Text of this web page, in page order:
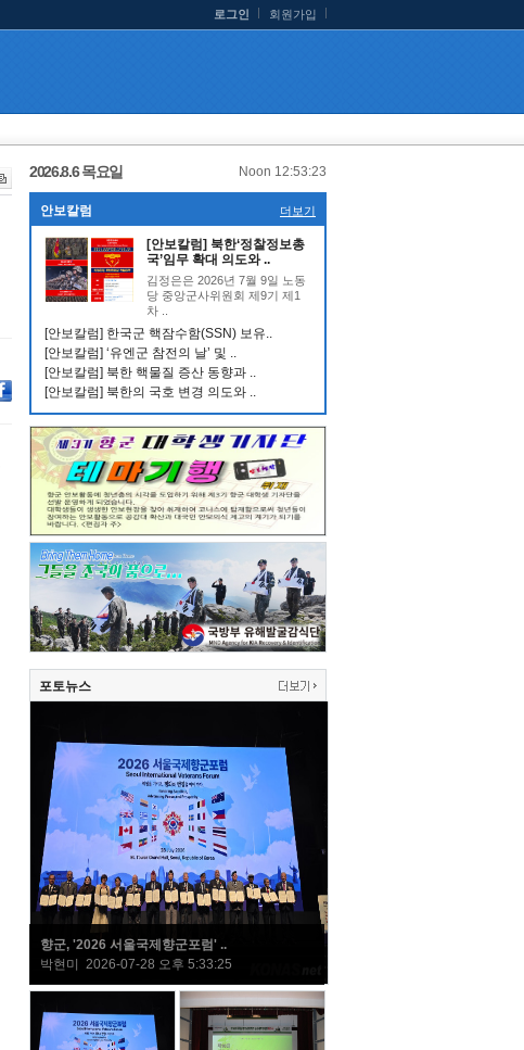
로그인 회원가입
2026.8.6 목요일 Noon 12:53:24
안보칼럼 더보기
[안보칼럼] 북한‘정찰정보총
국’임무 확대 의도와 ..
김정은은 2026년 7월 9일 노동
당 중앙군사위원회 제9기 제1
차 ..
[안보칼럼] 한국군 핵잠수함(SSN) 보유..
[안보칼럼] ‘유엔군 참전의 날’ 및 ..
[안보칼럼] 북한 핵물질 증산 동향과 ..
[안보칼럼] 북한의 국호 변경 의도와 ..
포토뉴스
향군, '2026 서울국제향군포럼' ..
박현미 2026-07-28 오후 5:33:25